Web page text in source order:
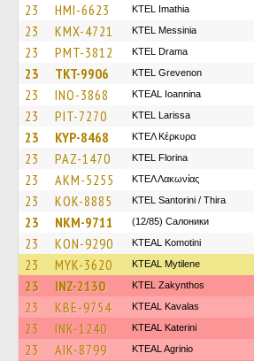
23 HMI-6623 KTEL Imathia
23 KMX-4721 KTEL Messinia
23 PMT-3812 KTEL Drama
23 TKT-9906 ΚΤΕL Grevenon
23 INO-3868 KTEAL Ioannina
23 PIT-7270 KTEL Larissa
23 KYP-8468 ΚΤΕΛ Κέρκυρα
23 PAZ-1470 KTEL Florina
23 AKM-5255 ΚΤΕΛ Λακωνίας
23 KOK-8885 KTEL Santorini / Thira
23 NKM-9711 (12/85) Салоники
23 KON-9290 KTEAL Komotini
23 MYK-3620 KTEAL Mytilene
23 INZ-2130 KTEL Zakynthos
23 KBE-9754 KTEAL Kavalas
23 INK-1240 KTEAL Katerini
23 AIK-8799 KTEAL Agrinio